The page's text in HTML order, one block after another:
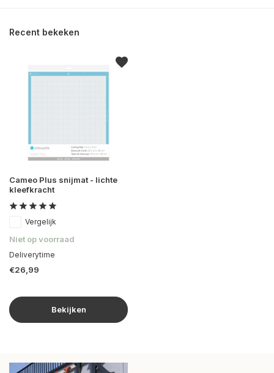
Recent bekeken
Cameo Plus snijmat - lichte
kleefkracht
Vergelijk
Niet op voorraad
Deliverytime
€26,99
Bekijken